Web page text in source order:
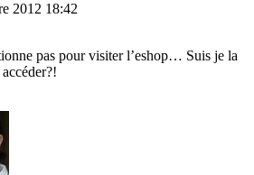
2012 18:42
pas pour visiter l’eshop… Suis je la